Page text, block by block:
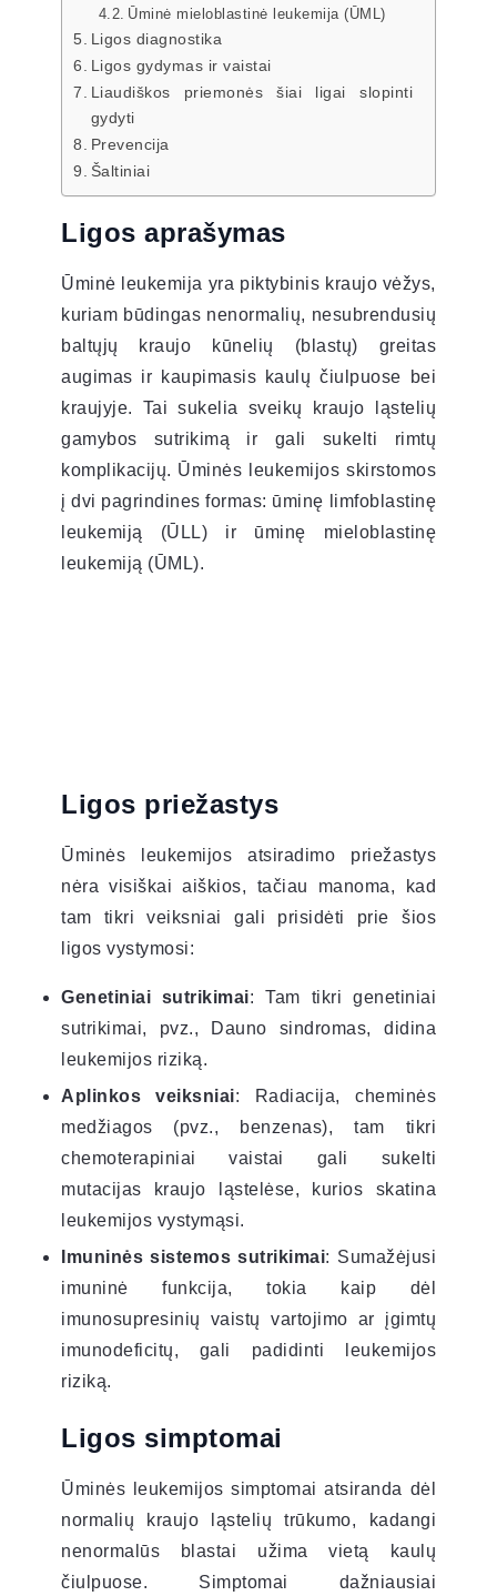
Ūminė mieloblastinė leukemija (ŪML)
Ligos diagnostika
Ligos gydymas ir vaistai
Liaudiškos priemonės šiai ligai slopinti
gydyti
Prevencija
Šaltiniai
Ligos aprašymas
Ūminė leukemija yra piktybinis kraujo vėžys,
kuriam būdingas nenormalių, nesubrendusių
baltųjų kraujo kūnelių (blastų) greitas
augimas ir kaupimasis kaulų čiulpuose bei
kraujyje. Tai sukelia sveikų kraujo ląstelių
gamybos sutrikimą ir gali sukelti rimtų
komplikacijų. Ūminės leukemijos skirstomos
į dvi pagrindines formas: ūminę limfoblastinę
leukemiją (ŪLL) ir ūminę mieloblastinę
leukemiją (ŪML).
Ligos priežastys
Ūminės leukemijos atsiradimo priežastys
nėra visiškai aiškios, tačiau manoma, kad
tam tikri veiksniai gali prisidėti prie šios
ligos vystymosi:
Genetiniai sutrikimai: Tam tikri genetiniai
sutrikimai, pvz., Dauno sindromas, didina
leukemijos riziką.
Aplinkos veiksniai: Radiacija, cheminės
medžiagos (pvz., benzenas), tam tikri
chemoterapiniai vaistai gali sukelti
mutacijas kraujo ląstelėse, kurios skatina
leukemijos vystymąsi.
Imuninės sistemos sutrikimai: Sumažėjusi
imuninė funkcija, tokia kaip dėl
imunosupresinių vaistų vartojimo ar įgimtų
imunodeficitų, gali padidinti leukemijos
riziką.
Ligos simptomai
Ūminės leukemijos simptomai atsiranda dėl
normalių kraujo ląstelių trūkumo, kadangi
nenormalūs blastai užima vietą kaulų
čiulpuose. Simptomai dažniausiai